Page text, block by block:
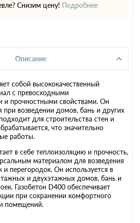
Снизим цену! Подробнее
Описание
собой высококачественный
с превосходными
и прочностными свойствами. Он
при возведении домов, бань и других
для строительства стен и
что значительно
работы.
в себе теплоизоляцию и прочность,
материалом для возведения
и перегородок. Он используется в
и двухэтажных домов, бань и
Газобетон D400 обеспечивает
при сохранении комфортного
помещений.